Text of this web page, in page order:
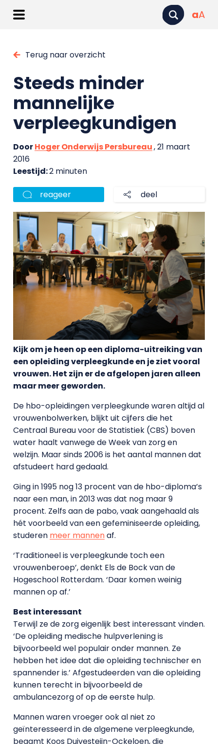
aA
Terug naar overzicht
Steeds minder
mannelijke
verpleegkundigen
DoorHoger Onderwijs Persbureau, 21 maart
2016
Leestijd:2 minuten
reageer deel
Kijk om je heen op een diploma-uitreiking van
een opleiding verpleegkunde en je ziet vooral
vrouwen. Het zijn er de afgelopen jaren alleen
maar meer geworden.
De hbo-opleidingen verpleegkunde waren altijd al
vrouwenbolwerken, blijkt uit cijfers die het
Centraal Bureau voor de Statistiek (CBS) boven
water haalt vanwege de Week van zorg en
welzijn. Maar sinds 2006 is het aantal mannen dat
afstudeert hard gedaald.
Ging in 1995 nog 13 procent van de hbo-diploma’s
naar een man, in 2013 was dat nog maar 9
procent. Zelfs aan de pabo, vaak aangehaald als
hét voorbeeld van een gefeminiseerde opleiding,
studeren meer mannenaf.
‘Traditioneel is verpleegkunde toch een
vrouwenberoep’, denkt Els de Bock van de
Hogeschool Rotterdam. ‘Daar komen weinig
mannen op af.’
Best interessant
Terwijl ze de zorg eigenlijk best interessant vinden.
‘De opleiding medische hulpverlening is
bijvoorbeeld wel populair onder mannen. Ze
hebben het idee dat die opleiding technischer en
spannender is.’ Afgestudeerden van die opleiding
kunnen terecht in bijvoorbeeld de
ambulancezorg of op de eerste hulp.
Mannen waren vroeger ook al niet zo
geïnteresseerd in de algemene verpleegkunde,
beaamt Koos Duivesteijn-Ockeloen, die